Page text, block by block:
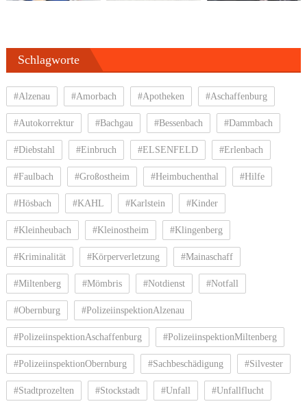
Schlagworte
#Alzenau #Amorbach #Apotheken #Aschaffenburg
#Autokorrektur #Bachgau #Bessenbach #Dammbach
#Diebstahl #Einbruch #ELSENFELD #Erlenbach
#Faulbach #Großostheim #Heimbuchenthal #Hilfe
#Hösbach #KAHL #Karlstein #Kinder
#Kleinheubach #Kleinostheim #Klingenberg
#Kriminalität #Körperverletzung #Mainaschaff
#Miltenberg #Mömbris #Notdienst #Notfall
#Obernburg #PolizeiinspektionAlzenau
#PolizeiinspektionAschaffenburg #PolizeiinspektionMiltenberg
#PolizeiinspektionObernburg #Sachbeschädigung #Silvester
#Stadtprozelten #Stockstadt #Unfall #Unfallflucht